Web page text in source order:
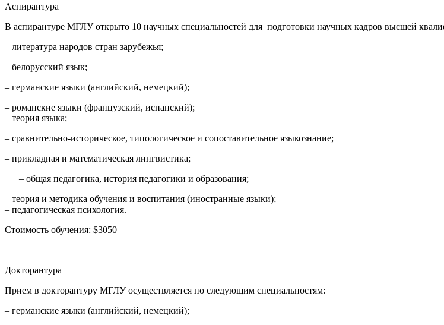
Аспирантура
В аспирантуре МГЛУ открыто 10 научных специальностей для подготовки научных кадров высшей
– литература народов стран зарубежья;
– белорусский язык;
– германские языки (английский, немецкий);
– романские языки (французский, испанский);
– теория языка;
– сравнительно-историческое, типологическое и сопоставительное языкознание;
– прикладная и математическая лингвистика;
– общая педагогика, история педагогики и образования;
– теория и методика обучения и воспитания (иностранные языки);
– педагогическая психология.
Стоимость обучения: $3050
Докторантура
Прием в докторантуру МГЛУ осуществляется по следующим специальностям:
– германские языки (английский, немецкий);